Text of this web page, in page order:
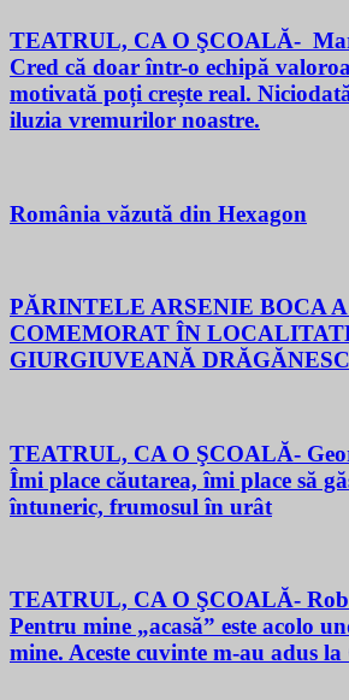
TEATRUL, CA O ŞCOALĂ-
Cred că doar într-o echipă
motivată poți crește real.
iluzia vremurilor noastre.
România văzută din Hexagon
PĂRINTELE ARSENIE BOCA
COMEMORAT ÎN
GIURGIUVEANĂ
TEATRUL, CA O ŞCOALĂ-
Îmi place căutarea, îmi place să
întuneric, frumosul în urât
TEATRUL, CA O ŞCOALĂ-
Pentru mine „acasă” este acolo
mine. Aceste cuvinte m-au adus